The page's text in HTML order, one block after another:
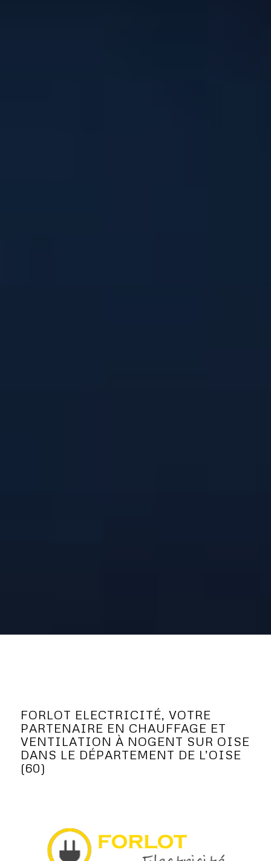
FORLOT ELECTRICITÉ, VOTRE
PARTENAIRE EN CHAUFFAGE ET
VENTILATION À NOGENT SUR OISE
DANS LE DÉPARTEMENT DE L’OISE
(60)